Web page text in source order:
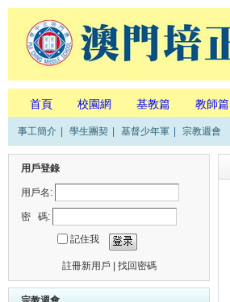
首頁 校園網 基教篇 教師篇
事工簡介 學生團契 基督少年軍 宗教週會
用戶登錄
用戶名:
密 碼:
記住我
註冊新用戶 找回密碼